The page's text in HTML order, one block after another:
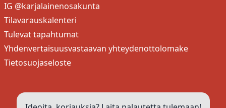
IG @karjalainenosakunta
Tilavarauskalenteri
Tulevat tapahtumat
Yhdenvertaisuusvastaavan yhteydenottolomake
Tietosuojaseloste